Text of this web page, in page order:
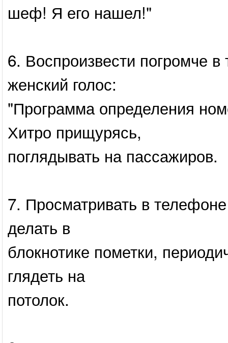
шеф! Я его нашел!"
6. Воспроизвести погромче
женский голос:
"Программа определения
Хитро прищурясь,
поглядывать на пассажиров.
7. Просматривать в
делать в
блокнотике пометки,
глядеть на
потолок.